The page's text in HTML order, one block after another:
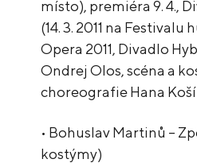
místo), premiéra 9. 4.,
(14. 3. 2011 na
Opera 2011, Divadlo
Ondrej Olos, scéna a
choreografie Hana
• Bohuslav Martinů –
kostýmy)